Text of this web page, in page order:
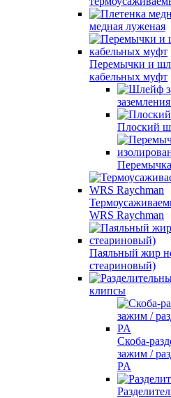
медная луженая
Перемычки и
кабельных муфт
Плоский
Перемычка
WRS Raychman
Паяльный жир
стеариновый)
клипсы
Скоба-
зажим /
PA